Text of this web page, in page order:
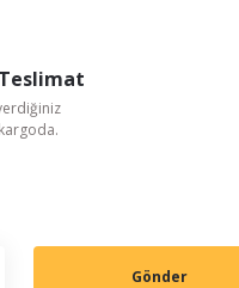
Teslimat
Gönder